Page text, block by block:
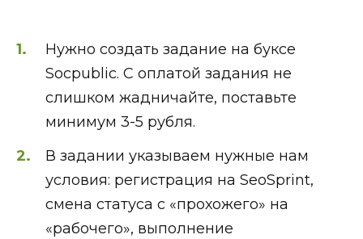
Нужно создать задание на буксе
Socpublic. С оплатой задания не
слишком жадничайте, поставьте
минимум 3-5 рубля.
В задании указываем нужные нам
условия: регистрация на SeoSprint,
смена статуса с «прохожего» на
«рабочего», выполнение